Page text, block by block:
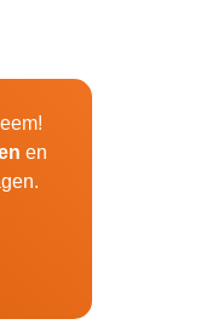
en